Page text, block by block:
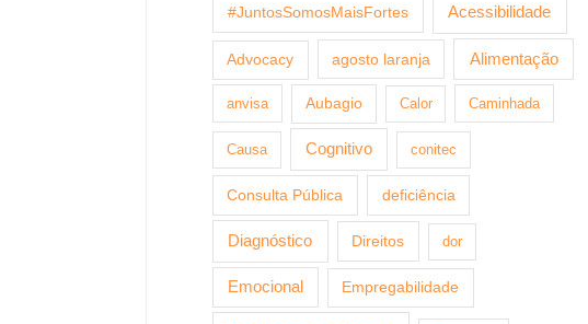
#JuntosSomosMaisFortes Acessibilidade
Advocacy agosto laranja Alimentação
anvisa Aubagio Calor Caminhada
Causa Cognitivo conitec
Consulta Pública deficiência
Diagnóstico Direitos dor
Emocional Empregabilidade